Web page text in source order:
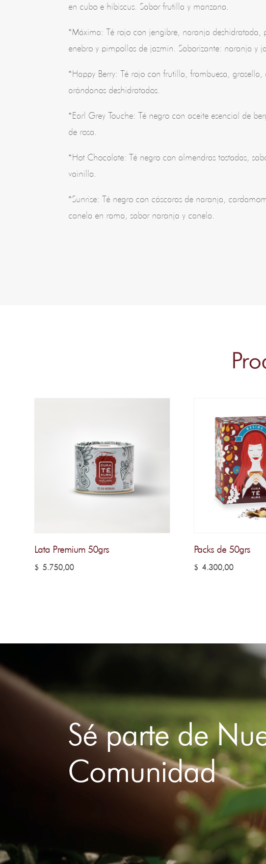
en cubo e hibiscus. Sabor frutilla y manzana.
*Máxima: Té rojo con jengibre, naranja deshidratada,
enebro y pimpollos de jazmín. Saborizante: naranja y
*Happy Berry: Té rojo con frutilla, frambuesa, grosella,
arándanos deshidratados.
*Earl Grey Touche: Té negro con aceite esencial de
de rosa.
*Hot Chocolate: Té negro con almendras tostadas,
vainilla.
*Sunrise: Té negro con cáscaras de naranja,
canela en rama, sabor naranja y canela.
Lata Premium 50grs
$ 5.750,00
Packs de 50grs
$4.300,00
Sé parte de
Comunidad